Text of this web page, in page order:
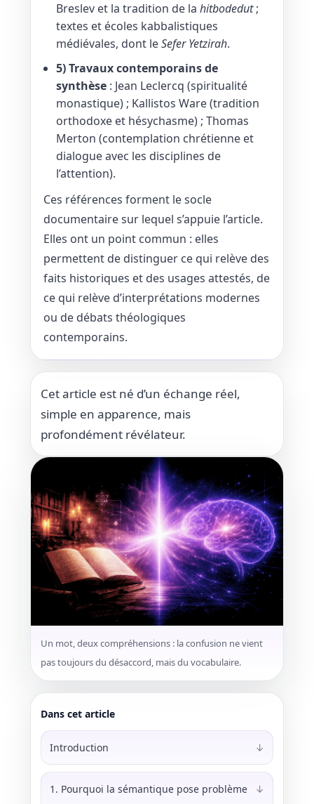
Breslev et la tradition de la hitbodedut;
textes et écoles kabbalistiques
médiévales, dont leSefer Yetzirah.
5) Travaux contemporains de
synthèse : Jean Leclercq (spiritualité
monastique) ; Kallistos Ware (tradition
orthodoxe et hésychasme) ; Thomas
Merton (contemplation chrétienne et
dialogue avec les disciplines de
l’attention).
Ces références forment le socle
documentaire sur lequel s’appuie l’article.
Elles ont un point commun : elles
permettent de distinguer ce qui relève des
faits historiques et des usages attestés, de
ce qui relève d’interprétations modernes
ou de débats théologiques
contemporains.
Cet article est né d’un échange réel,
simple en apparence, mais
profondément révélateur.
Un mot, deux compréhensions : la confusion ne vient
pas toujours du désaccord, mais du vocabulaire.
Dans cet article
Introduction ↓
1. Pourquoi la sémantique pose problème
↓